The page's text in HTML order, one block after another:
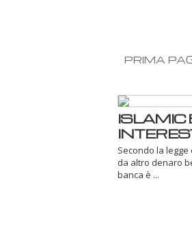
PRIMA
ISLAMIC
Secondo la
da altro denaro
banca è ...